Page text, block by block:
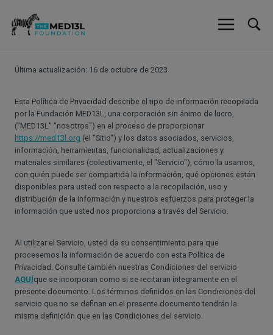
Última actualización: 16 de octubre de 2023
Esta Política de Privacidad describe el tipo de información recopilada
por la Fundación MED13L, una corporación sin ánimo de lucro,
("MED13L" "nosotros") en el proceso de proporcionar
https://med13l.org (el "Sitio") y los datos asociados, servicios,
información, herramientas, funcionalidad, actualizaciones y
materiales similares (colectivamente, el "Servicio"), cómo la usamos,
con quién puede ser compartida la información, qué opciones están
disponibles para usted con respecto a la recopilación, uso y
distribución de la información y nuestros esfuerzos para proteger la
información que usted nos proporciona a través del Servicio.
Al utilizar el Servicio, usted da su consentimiento para que
procesemos la información de acuerdo con esta Política de
Privacidad. Consulte también nuestras Condiciones del servicio
AQUÍque se incorporan como si se recitaran íntegramente en el
presente documento. Los términos definidos en las Condiciones del
servicio que no se definan en el presente documento tendrán la
misma definición que en las Condiciones del servicio.